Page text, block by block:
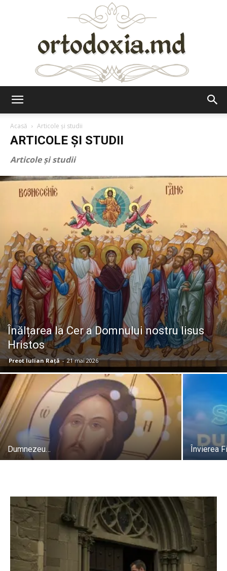
Acasă Articole şi studii
ARTICOLE ŞI STUDII
Articole şi studii
Înălțarea la Cer a Domnului nostru Iisus
Hristos
Preot Iulian Raţă - 21 mai 2026
Dumnezeu… Învierea